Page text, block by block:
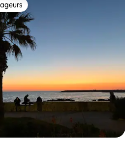
parmi les plus aimés